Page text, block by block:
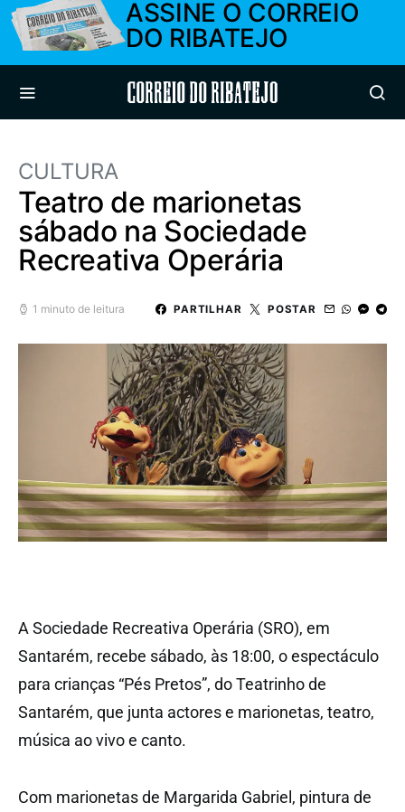
ASSINE O CORREIO
DO RIBATEJO
Correio do Ribatejo
CULTURA
Teatro de marionetas
sábado na Sociedade
Recreativa Operária
1 minuto de leitura PARTILHAR POSTAR
A Sociedade Recreativa Operária (SRO), em
Santarém, recebe sábado, às 18:00, o espectáculo
para crianças “Pés Pretos”, do Teatrinho de
Santarém, que junta actores e marionetas, teatro,
música ao vivo e canto.
Com marionetas de Margarida Gabriel, pintura de